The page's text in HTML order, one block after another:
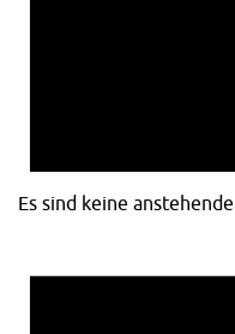
Es sind keine